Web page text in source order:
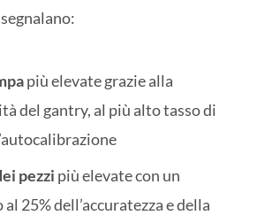
più elevate grazie alla
del gantry, al più alto tasso di
pezzi più elevate con un
25% dell’accuratezza e della